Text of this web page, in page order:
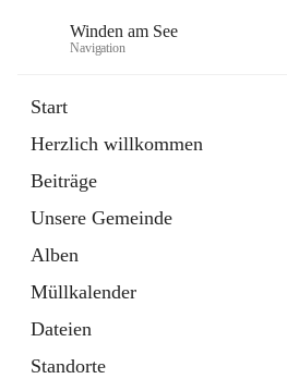
Winden am See
Navigation
Start
Herzlich willkommen
Beiträge
Unsere Gemeinde
Alben
Müllkalender
Dateien
Standorte
Externe Webseite
in
Tab
Bebauungsplan
öffnet
in
neuem
Tab